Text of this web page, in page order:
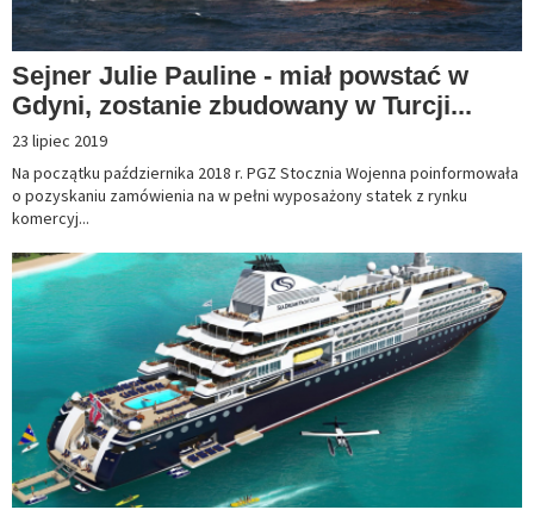
Sejner Julie Pauline - miał powstać w
Gdyni, zostanie zbudowany w Turcji...
23 lipiec 2019
Na początku października 2018 r. PGZ Stocznia Wojenna poinformowała
o pozyskaniu zamówienia na w pełni wyposażony statek z rynku
komercyj...